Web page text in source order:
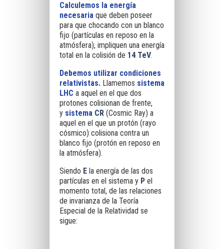
Calculemos la energía
necesaria que deben poseer
para que chocando con un blanco
fijo (partículas en reposo en la
atmósfera), impliquen una energía
total en la colisión de 14 TeV.
Debemos utilizar condiciones
relativistas.Llamemos sistema
LHC a aquel en el que dos
protones colisionan de frente,
y sistema CR (Cosmic Ray) a
aquel en el que un protón (rayo
cósmico) colisiona contra un
blanco fijo (protón en reposo en
la atmósfera).
Siendo Ela energía de las dos
partículas en el sistema y Pel
momento total, de las relaciones
de invarianza de la Teoría
Especial de la Relatividad se
sigue: